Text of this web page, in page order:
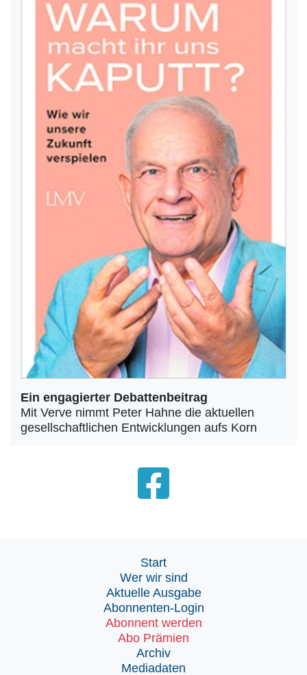
Ein engagierter Debattenbeitrag
Mit Verve nimmt Peter Hahne die aktuellen
gesellschaftlichen Entwicklungen aufs Korn
Start
Wer wir sind
Aktuelle Ausgabe
Abonnenten-Login
Abonnent werden
Abo Prämien
Archiv
Mediadaten